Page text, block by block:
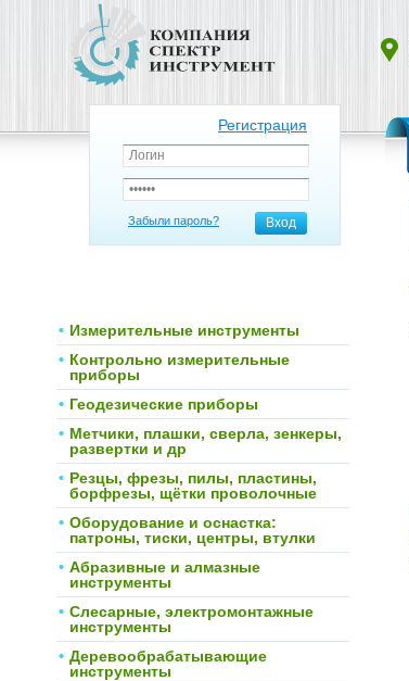
Регистрация
Забыли пароль? Вход
Измерительные инструменты
Контрольно измерительные
приборы
Геодезические приборы
Метчики, плашки, сверла, зенкеры,
развертки и др
Резцы, фрезы, пилы, пластины,
борфрезы, щётки проволочные
Оборудование и оснастка:
патроны, тиски, центры, втулки
Абразивные и алмазные
инструменты
Слесарные, электромонтажные
инструменты
Деревообрабатывающие
инструменты